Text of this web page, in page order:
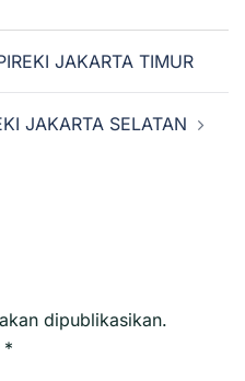
JAKARTA TIMUR
JAKARTA SELATAN
dipublikasikan.
*